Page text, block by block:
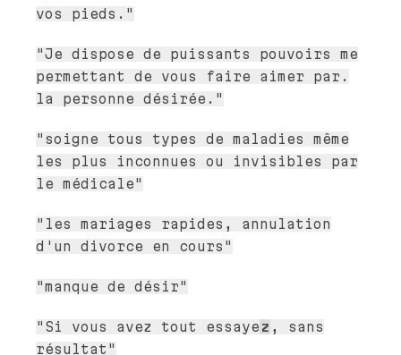
vos pieds."
"Je dispose de puissants pouvoirs me
permettant de vous faire aimer par.
la personne désirée."
"soigne tous types de maladies même
les plus inconnues ou invisibles par
le médicale"
"les mariages rapides, annulation
d'un divorce en cours"
"manque de désir"
"Si vous avez tout essaye z , sans
résultat"